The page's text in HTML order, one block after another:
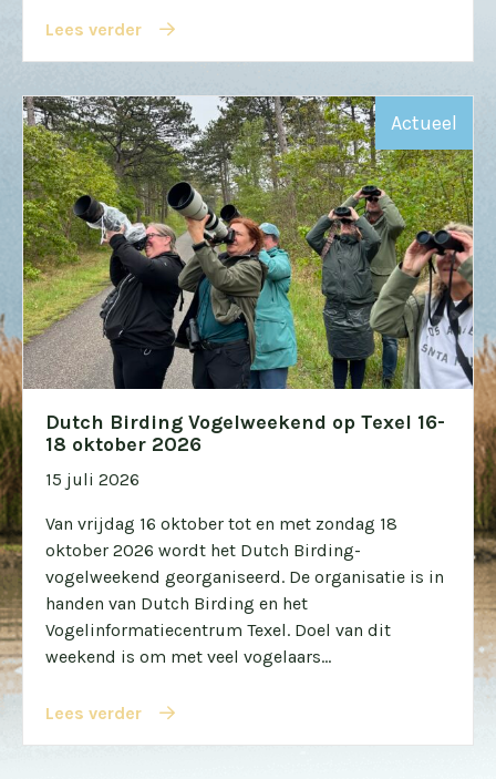
Lees verder
Actueel
Dutch Birding Vogelweekend op Texel 16-
18 oktober 2026
15 juli 2026
Van vrijdag 16 oktober tot en met zondag 18
oktober 2026 wordt het Dutch Birding-
vogelweekend georganiseerd. De organisatie is in
handen van Dutch Birding en het
Vogelinformatiecentrum Texel. Doel van dit
weekend is om met veel vogelaars...
Lees verder